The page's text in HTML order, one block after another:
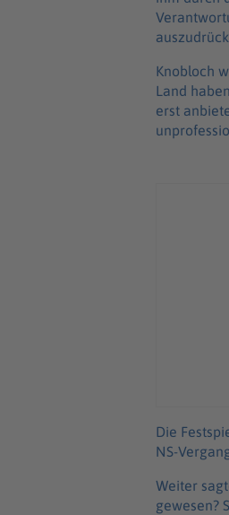
Knobloch
Land
erst
Die
NS-
Weiter
gewesen?